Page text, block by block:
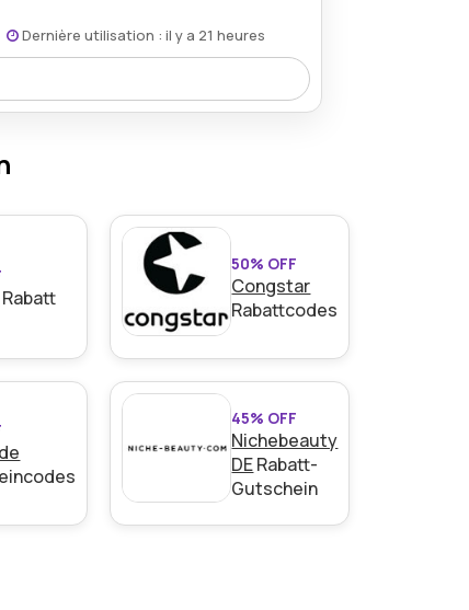
Dernière utilisation : il y a 21 heures
mit 25% Rabatt erhältlich und
Rabatt
50% OFF
Congstar
Rabattcodes
45% OFF
Nichebeauty
DERabatt-
Gutschein